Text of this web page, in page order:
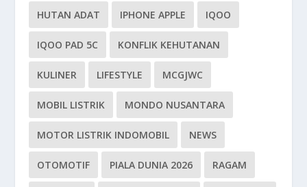
HUTAN ADAT IPHONE APPLE IQOO
IQOO PAD 5C KONFLIK KEHUTANAN
KULINER LIFESTYLE MCGJWC
MOBIL LISTRIK MONDO NUSANTARA
MOTOR LISTRIK INDOMOBIL NEWS
OTOMOTIF PIALA DUNIA 2026 RAGAM